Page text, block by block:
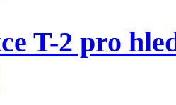
T-2 pro